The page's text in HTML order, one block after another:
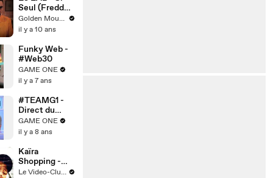
"1991", son
nouveau
roman
Seul (Freddy
Gladieux) Golden Moustache
il y a 10 ans
Funky Web -
#Web30
GAME ONE
il y a 7 ans
#TEAMG1 -
Direct du
07/11/2018
(2/4) - DVD
avec Fethi
Maayoufi
GAME ONE
il y a 8 ans
Kaïra
Shopping -
Les LoupsLe Video-Club de Save Ferris